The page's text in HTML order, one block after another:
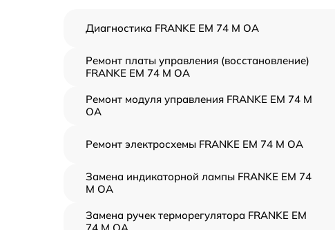
Диагностика FRANKE EM 74 M OA
Ремонт платы управления (восстановление)
FRANKE EM 74 M OA
Ремонт модуля управления FRANKE EM 74 M
OA
Ремонт электросхемы FRANKE EM 74 M OA
Замена индикаторной лампы FRANKE EM 74
M OA
Замена ручек терморегулятора FRANKE EM